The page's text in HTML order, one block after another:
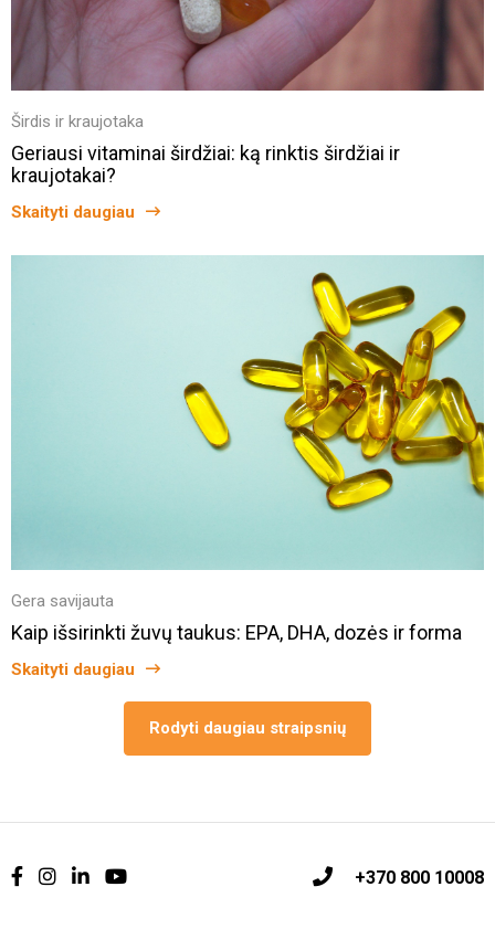
Širdis ir kraujotaka
Geriausi vitaminai širdžiai: ką rinktis širdžiai ir
kraujotakai?
Skaityti daugiau
Gera savijauta
Kaip išsirinkti žuvų taukus: EPA, DHA, dozės ir forma
Skaityti daugiau
Rodyti daugiau straipsnių
+370 800 10008